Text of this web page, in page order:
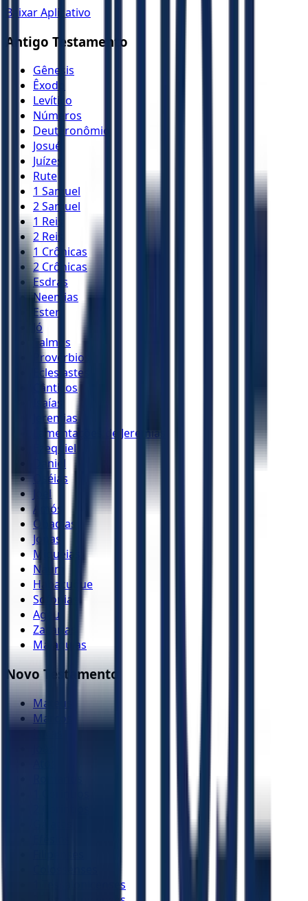
Baixar Aplicativo
Antigo Testamento
Gênesis
Êxodo
Levítico
Números
Deuteronômio
Josué
Juízes
Rute
1 Samuel
2 Samuel
1 Reis
2 Reis
1 Crônicas
2 Crônicas
Esdras
Neemias
Ester
Jó
Salmos
Provérbios
Eclesiastes
Cânticos
Isaías
Jeremias
Lamentações de Jeremias
Ezequiel
Daniel
Oséias
Joel
Amós
Obadias
Jonas
Miquéias
Naum
Habacuque
Sofonias
Ageu
Zacarias
Malaquias
Novo Testamento
Mateus
Marcos
1 Tessalonicenses